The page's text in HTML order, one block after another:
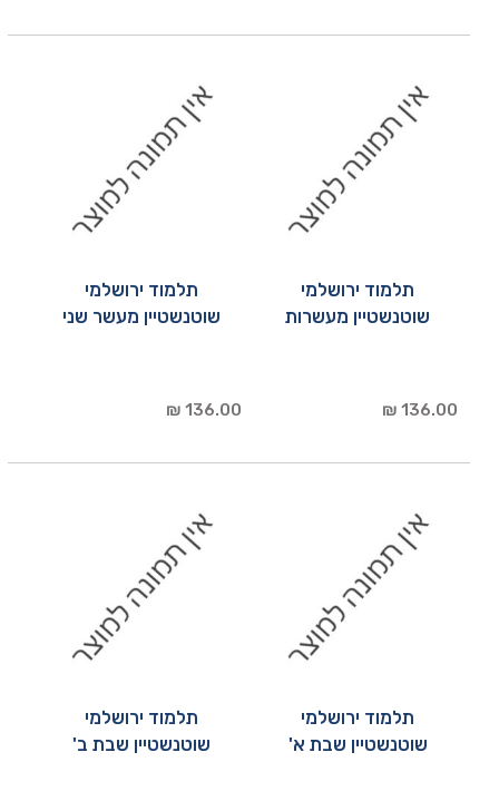
תלמוד ירושלמי
שוטנשטיין מעשרות
136.00 ₪
תלמוד ירושלמי
שוטנשטיין מעשר שני
136.00 ₪
תלמוד ירושלמי
שוטנשטיין שבת א'
תלמוד ירושלמי
שוטנשטיין שבת ב'